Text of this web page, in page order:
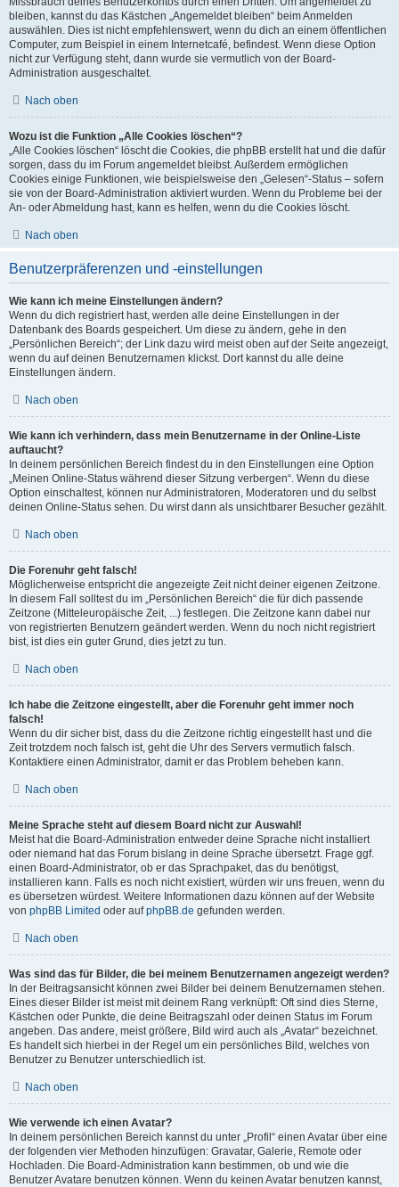
bleiben, kannst du das Kästchen „Angemeldet bleiben“ beim Anmelden
auswählen. Dies ist nicht empfehlenswert, wenn du dich an einem öffentlichen
Computer, zum Beispiel in einem Internetcafé, befindest. Wenn diese Option
nicht zur Verfügung steht, dann wurde sie vermutlich von der Board-
Administration ausgeschaltet.
Nach oben
Wozu ist die Funktion „Alle Cookies löschen“?
„Alle Cookies löschen“ löscht die Cookies, die phpBB erstellt hat und die dafür
sorgen, dass du im Forum angemeldet bleibst. Außerdem ermöglichen
Cookies einige Funktionen, wie beispielsweise den „Gelesen“-Status – sofern
sie von der Board-Administration aktiviert wurden. Wenn du Probleme bei der
An- oder Abmeldung hast, kann es helfen, wenn du die Cookies löscht.
Nach oben
Benutzerpräferenzen und -einstellungen
Wie kann ich meine Einstellungen ändern?
Wenn du dich registriert hast, werden alle deine Einstellungen in der
Datenbank des Boards gespeichert. Um diese zu ändern, gehe in den
„Persönlichen Bereich“; der Link dazu wird meist oben auf der Seite angezeigt,
wenn du auf deinen Benutzernamen klickst. Dort kannst du alle deine
Einstellungen ändern.
Nach oben
Wie kann ich verhindern, dass mein Benutzername in der Online-Liste
auftaucht?
In deinem persönlichen Bereich findest du in den Einstellungen eine Option
„Meinen Online-Status während dieser Sitzung verbergen“. Wenn du diese
Option einschaltest, können nur Administratoren, Moderatoren und du selbst
deinen Online-Status sehen. Du wirst dann als unsichtbarer Besucher gezählt.
Nach oben
Die Forenuhr geht falsch!
Möglicherweise entspricht die angezeigte Zeit nicht deiner eigenen Zeitzone.
In diesem Fall solltest du im „Persönlichen Bereich“ die für dich passende
Zeitzone (Mitteleuropäische Zeit, ...) festlegen. Die Zeitzone kann dabei nur
von registrierten Benutzern geändert werden. Wenn du noch nicht registriert
bist, ist dies ein guter Grund, dies jetzt zu tun.
Nach oben
Ich habe die Zeitzone eingestellt, aber die Forenuhr geht immer noch
falsch!
Wenn du dir sicher bist, dass du die Zeitzone richtig eingestellt hast und die
Zeit trotzdem noch falsch ist, geht die Uhr des Servers vermutlich falsch.
Kontaktiere einen Administrator, damit er das Problem beheben kann.
Nach oben
Meine Sprache steht auf diesem Board nicht zur Auswahl!
Meist hat die Board-Administration entweder deine Sprache nicht installiert
oder niemand hat das Forum bislang in deine Sprache übersetzt. Frage ggf.
einen Board-Administrator, ob er das Sprachpaket, das du benötigst,
installieren kann. Falls es noch nicht existiert, würden wir uns freuen, wenn du
es übersetzen würdest. Weitere Informationen dazu können auf der Website
von phpBB Limited oder aufphpBB.de gefunden werden.
Nach oben
Was sind das für Bilder, die bei meinem Benutzernamen angezeigt werden?
In der Beitragsansicht können zwei Bilder bei deinem Benutzernamen stehen.
Eines dieser Bilder ist meist mit deinem Rang verknüpft: Oft sind dies Sterne,
Kästchen oder Punkte, die deine Beitragszahl oder deinen Status im Forum
angeben. Das andere, meist größere, Bild wird auch als „Avatar“ bezeichnet.
Es handelt sich hierbei in der Regel um ein persönliches Bild, welches von
Benutzer zu Benutzer unterschiedlich ist.
Nach oben
Wie verwende ich einen Avatar?
In deinem persönlichen Bereich kannst du unter „Profil“ einen Avatar über eine
der folgenden vier Methoden hinzufügen: Gravatar, Galerie, Remote oder
Hochladen. Die Board-Administration kann bestimmen, ob und wie die
Benutzer Avatare benutzen können. Wenn du keinen Avatar benutzen kannst,